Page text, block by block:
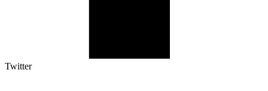
Twitter